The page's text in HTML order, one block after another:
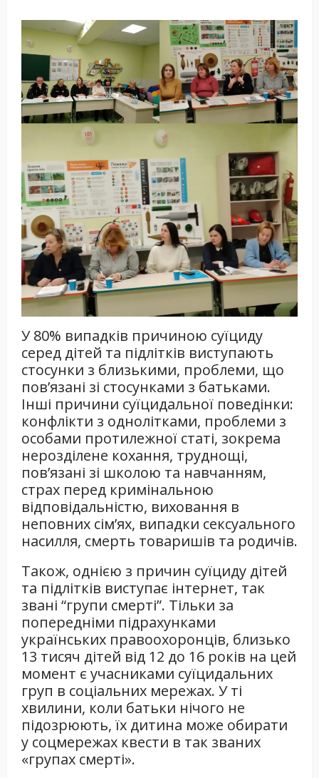
У 80% випадків причиною суїциду
серед дітей та підлітків виступають
стосунки з близькими, проблеми, що
пов’язані зі стосунками з батьками.
Інші причини суїцидальної поведінки:
конфлікти з однолітками, проблеми з
особами протилежної статі, зокрема
нерозділене кохання, труднощі,
пов’язані зі школою та навчанням,
страх перед кримінальною
відповідальністю, виховання в
неповних сім’ях, випадки сексуального
насилля, смерть товаришів та родичів.
Також, однією з причин суїциду дітей
та підлітків виступає інтернет, так
звані “групи смерті”. Тільки за
попередніми підрахунками
українських правоохоронців, близько
13 тисяч дітей від 12 до 16 років на цей
момент є учасниками суїцидальних
груп в соціальних мережах. У ті
хвилини, коли батьки нічого не
підозрюють, їх дитина може обирати
у соцмережах квести в так званих
«групах смерті».